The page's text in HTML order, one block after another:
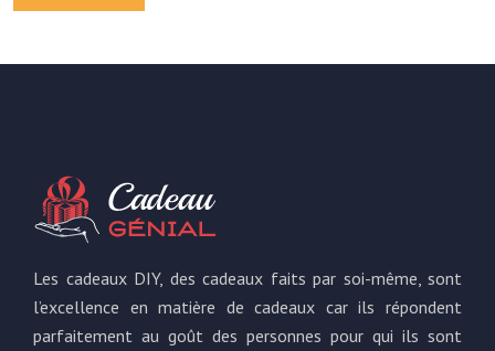
Les cadeaux DIY, des cadeaux faits par soi-même, sont
l’excellence en matière de cadeaux car ils répondent
parfaitement au goût des personnes pour qui ils sont